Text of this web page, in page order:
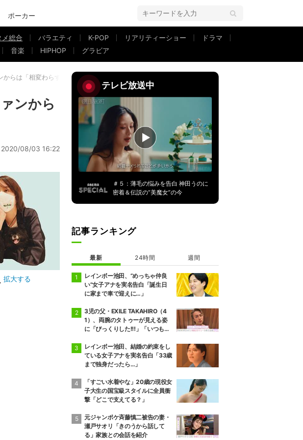
ポーカー
メ総合 バラエティ K-POP リアリティーショー
ドラマ
音楽 HIPHOP グラビア
らは「相変わらず綺麗」「可愛い！」の声
ンから
2020/08/03 16:22
拡大する
10:03pm PDT
しつつ、愛犬と共に寛ぐ自身の姿を収めたオフショットを公開。その画像で山本は、以前
テレビ放送中
＃５：薄毛の悩みを告白 神田うのに
密着＆伝説の“美魔女”の今
記事ランキング
最新 24時間 週間
レインボー池田、“めっちゃ仲良
い”女子アナを実名告白「誕生日
に家まで車で迎えに…」
3児の父・EXILE TAKAHIRO（4
1）、両腕のタトゥーが見える姿
に「びっくりした!!!」「いつもと
の反響
レインボー池田、結婚の約束をし
ている女子アナを実名告白「33歳
まで独身だったら…」
「すごい水着やな」20歳の現役女
子大生の国宝級スタイルに全員衝
撃「どこで支えてる？」
元ジャンポケ斉藤慎二被告の妻・
瀬戸サオリ「きのうから話して
る」家族との会話を紹介